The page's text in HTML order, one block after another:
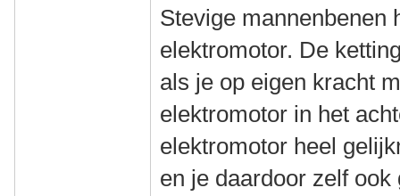
Stevige mannenbenen
elektromotor. De
als je op eigen kracht
elektromotor in het
elektromotor heel
en je daardoor zelf